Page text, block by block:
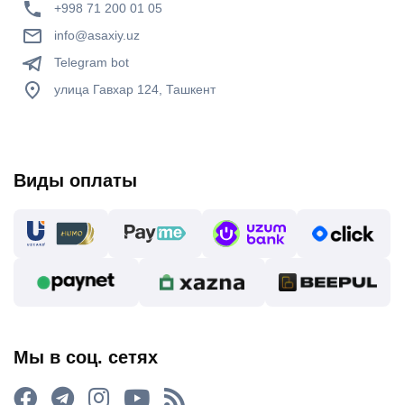
+998 71 200 01 05
info@asaxiy.uz
Telegram bot
улица Гавхар 124, Ташкент
Виды оплаты
Мы в соц. сетях